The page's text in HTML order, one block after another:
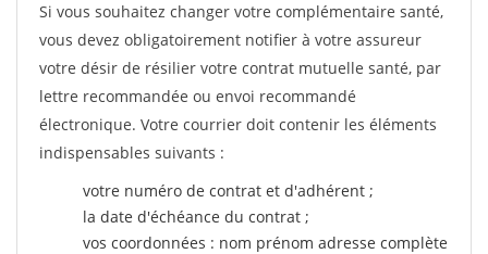
Si vous souhaitez changer votre complémentaire santé,
vous devez obligatoirement notifier à votre assureur
votre désir de résilier votre contrat mutuelle santé, par
lettre recommandée ou envoi recommandé
électronique. Votre courrier doit contenir les éléments
indispensables suivants :
votre numéro de contrat et d'adhérent ;
la date d'échéance du contrat ;
vos coordonnées : nom prénom adresse complète